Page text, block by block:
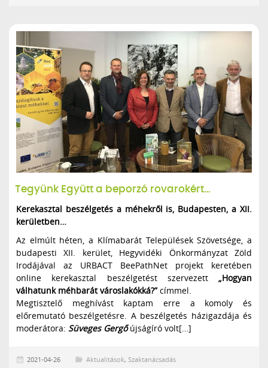
Tegyünk Együtt a beporzó rovarokért…
Kerekasztal beszélgetés a méhekről is, Budapesten, a XII.
kerületben…
Az elmúlt héten, a Klímabarát Települések Szövetsége, a
budapesti XII. kerület, Hegyvidéki Önkormányzat Zöld
Irodájával az URBACT BeePathNet projekt keretében
online kerekasztal beszélgetést szervezett „Hogyan
válhatunk méhbarát városlakókká?”címmel.
Megtisztelő meghívást kaptam erre a komoly és
előremutató beszélgetésre. A beszélgetés házigazdája és
moderátora: Süveges Gergőújságíró volt[…]
2021-04-26 Aktualitások, Szaktanácsadás